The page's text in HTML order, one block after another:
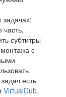
задачах:
субтитры
с
есть
VirtualDub.